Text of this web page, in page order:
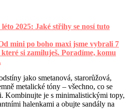
2025: Jaké střihy se nosí tuto
mini po boho maxi jsme vybrali 7
si zamiluješ. Poradíme, komu
jako smetanová, starorůžová,
metalické tóny – všechno, co se
Kombinujte je s minimalistickými topy,
halenkami a obujte sandály na